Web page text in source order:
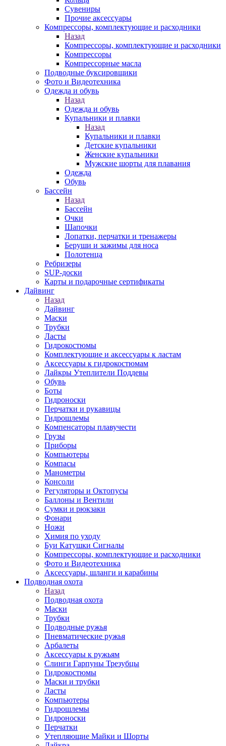
Сувениры
Прочие аксессуары
Компрессоры, комплектующие и расходники
Назад
Компрессоры, комплектующие и расходники
Компрессоры
Компрессорные масла
Подводные буксировщики
Фото и Видеотехника
Одежда и обувь
Назад
Одежда и обувь
Купальники и плавки
Назад
Купальники и плавки
Детские купальники
Женские купальники
Мужские шорты для плавания
Одежда
Обувь
Бассейн
Назад
Бассейн
Очки
Шапочки
Лопатки, перчатки и тренажеры
Беруши и зажимы для носа
Полотенца
Ребризеры
SUP-доски
Карты и подарочные сертификаты
Дайвинг
Назад
Дайвинг
Маски
Трубки
Ласты
Гидрокостюмы
Комплектующие и аксессуары к ластам
Аксессуары к гидрокостюмам
Лайкры Утеплители Поддевы
Обувь
Боты
Гидроноски
Перчатки и рукавицы
Гидрошлемы
Компенсаторы плавучести
Грузы
Приборы
Компьютеры
Компасы
Манометры
Консоли
Регуляторы и Октопусы
Баллоны и Вентили
Сумки и рюкзаки
Фонари
Ножи
Химия по уходу
Буи Катушки Сигналы
Компрессоры, комплектующие и расходники
Фото и Видеотехника
Аксессуары, шланги и карабины
Подводная охота
Назад
Подводная охота
Маски
Трубки
Подводные ружья
Пневматические ружья
Арбалеты
Аксессуары к ружьям
Слинги Гарпуны Трезубцы
Гидрокостюмы
Маски и трубки
Ласты
Компьютеры
Гидрошлемы
Гидроноски
Перчатки
Утепляющие Майки и Шорты